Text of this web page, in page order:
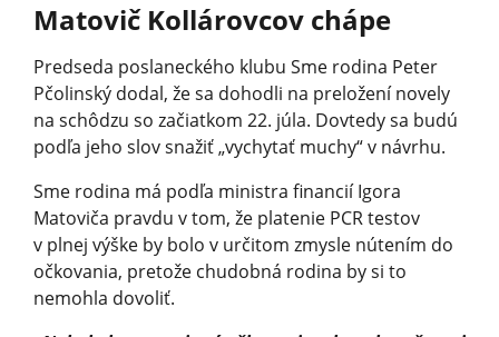
Matovič Kollárovcov chápe
Predseda poslaneckého klubu Sme rodina Peter
Pčolinský dodal, že sa dohodli na preložení novely
na schôdzu so začiatkom 22. júla. Dovtedy sa budú
podľa jeho slov snažiť „vychytať muchy“ v návrhu.
Sme rodina má podľa ministra financií Igora
Matoviča pravdu v tom, že platenie PCR testov
v plnej výške by bolo v určitom zmysle nútením do
očkovania, pretože chudobná rodina by si to
nemohla dovoliť.